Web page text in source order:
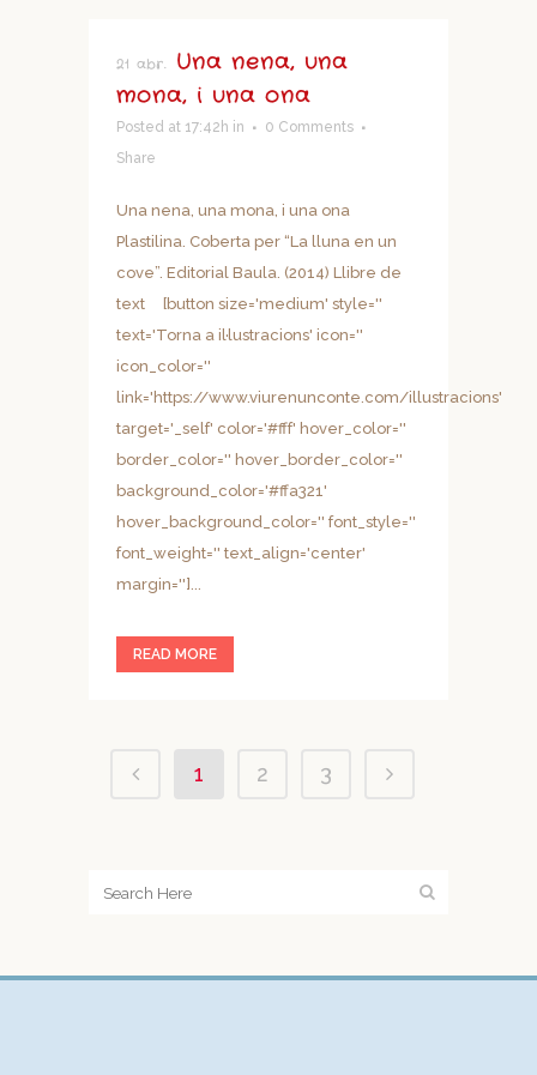
21 abr.
Una nena, una
mona, i una ona
Posted at 17:42h in
0 Comments
Share
Una nena, una mona, i una ona
Plastilina. Coberta per “La lluna en un
cove”. Editorial Baula. (2014) Llibre de
text [button size='medium' style=''
text='Torna a il·lustracions' icon=''
icon_color=''
link='https://www.viurenunconte.com/illustracions'
target='_self' color='#fff' hover_color=''
border_color='' hover_border_color=''
background_color='#ffa321'
hover_background_color='' font_style=''
font_weight='' text_align='center'
margin='']...
READ MORE
1 2 3